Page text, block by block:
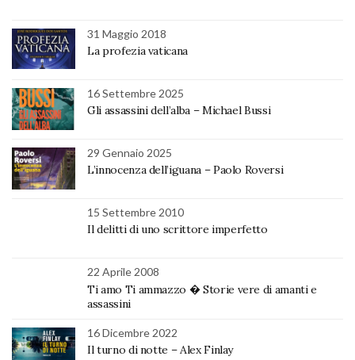
31 Maggio 2018
La profezia vaticana
16 Settembre 2025
Gli assassini dell’alba – Michael Bussi
29 Gennaio 2025
L’innocenza dell’iguana – Paolo Roversi
15 Settembre 2010
Il delitti di uno scrittore imperfetto
22 Aprile 2008
Ti amo Ti ammazzo � Storie vere di amanti e
assassini
16 Dicembre 2022
Il turno di notte – Alex Finlay